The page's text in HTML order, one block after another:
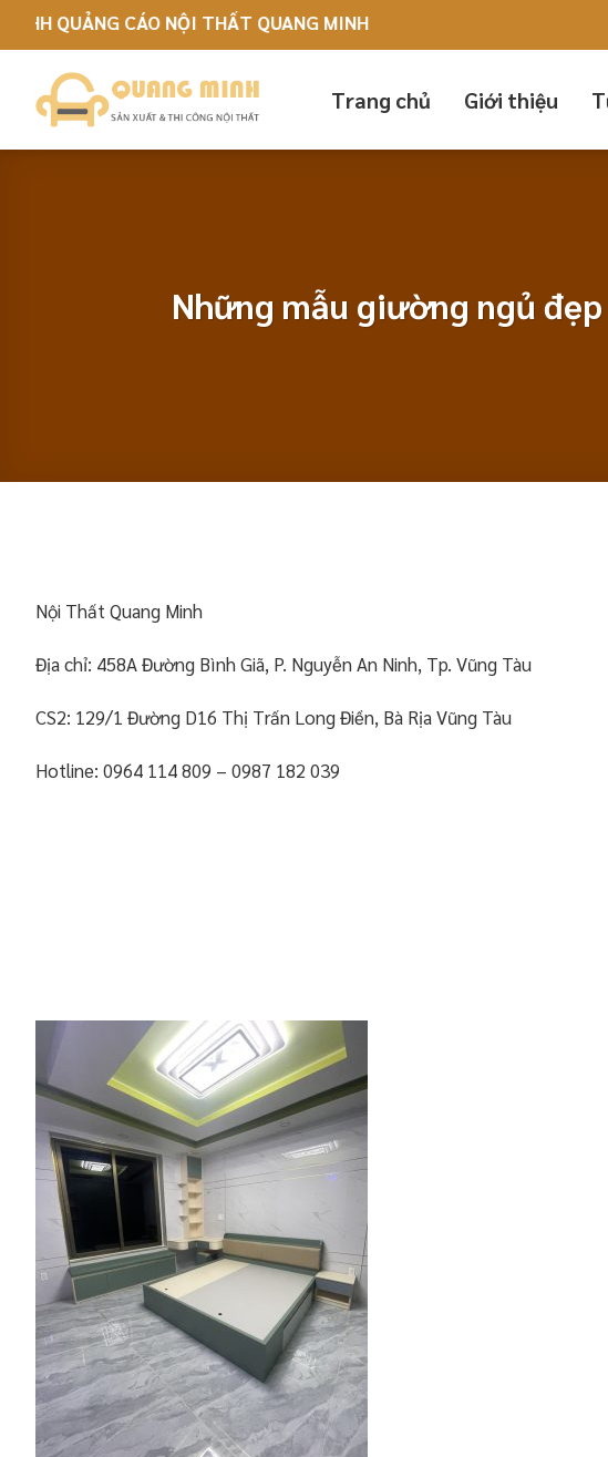
CÁO NỘI THẤT QUANG MINH
Trang chủ Giới thiệu
Những mẫu giường ngủ
Nội Thất Quang Minh
Địa chỉ: 458A Đường Bình Giã, P. Nguyễn An Ninh, Tp. Vũng Tàu
CS2: 129/1 Đường D16 Thị Trấn Long Điền, Bà Rịa Vũng Tàu
Hotline: 0964 114 809 – 0987 182 039